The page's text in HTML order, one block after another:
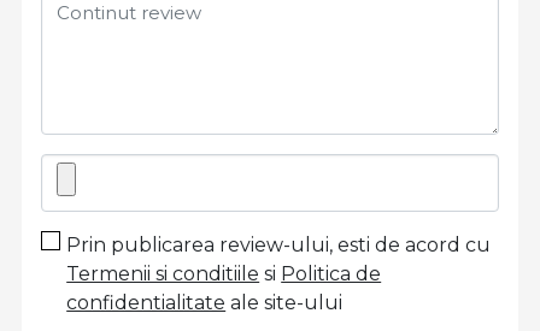
Continut review
Prin publicarea review-ului, esti de acord cu
Termenii si conditiile si Politica de
confidentialitate ale site-ului